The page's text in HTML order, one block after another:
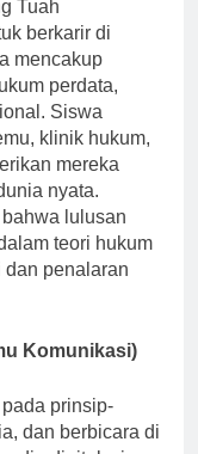
Tuah
berkarir di
mencakup
perdata,
Siswa
klinik hukum,
mereka
nyata.
lulusan
teori hukum
penalaran
prinsip-